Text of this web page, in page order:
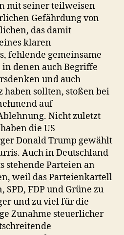
mit seiner teilweisen
Gefährdung von
das damit
klaren
fehlende gemeinsame
denen auch Begriffe
und auch
haben sollten, stoßen bei
auf
Nicht zuletzt
die US-
Donald Trump gewählt
Auch in Deutschland
stehende Parteien an
weil das Parteienkartell
SPD, FDP und Grüne zu
und zu viel für die
Zunahme steuerlicher